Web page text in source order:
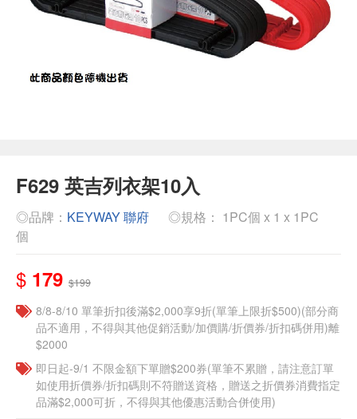
F629 英吉列衣架10入
◎品牌： KEYWAY 聯府
◎規格： 1PC個 x 1 x 1PC
個
$ 179 $199
8/8-8/10 單筆折扣後滿$2,000享9折(單筆上限折$500)(部分商
品不適用，不得與其他促銷活動/加價購/折價券/折扣碼併用)離
$2000
即日起-9/1 不限金額下單贈$200券(單筆不累贈，請注意訂單
如使用折價券/折扣碼則不符贈送資格，贈送之折價券消費指定
品滿$2,000可折，不得與其他優惠活動合併使用)